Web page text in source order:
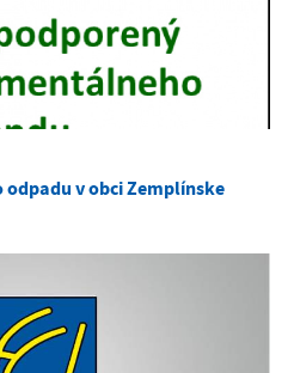
v obci Zemplínske